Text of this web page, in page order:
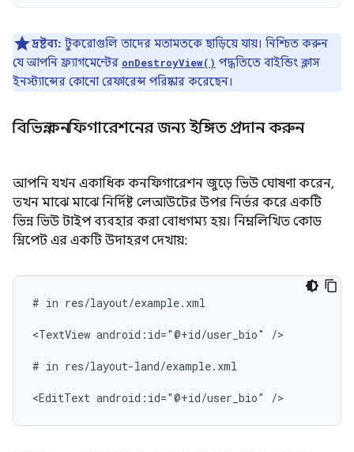
দ্রষ্টব্য: টুকরোগুলি তাদের মতামতকে ছাড়িয়ে যায়। নিশ্চিত করুন
যে আপনি ফ্র্যাগমেন্টের onDestroyView() পদ্ধতিতে বাইন্ডিং ক্লাস
ইনস্ট্যান্সের কোনো রেফারেন্স পরিষ্কার করেছেন।
বিভিন্ন কনফিগারেশনের জন্য ইঙ্গিত প্রদান করুন
আপনি যখন একাধিক কনফিগারেশন জুড়ে ভিউ ঘোষণা করেন,
তখন মাঝে মাঝে নির্দিষ্ট লেআউটের উপর নির্ভর করে একটি
ভিন্ন ভিউ টাইপ ব্যবহার করা বোধগম্য হয়। নিম্নলিখিত কোড
স্নিপেট এর একটি উদাহরণ দেখায়:
# in res/layout/example.xml
<TextView android:id="@+id/user_bio" />
# in res/layout-land/example.xml
<EditText android:id="@+id/user_bio"